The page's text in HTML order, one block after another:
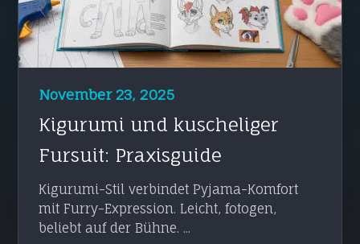
November 23, 2025
Kigurumi und kuscheliger
Fursuit: Praxisguide
Kigurumi-Stil verbindet Pyjama-Komfort
mit Furry-Expression. Leicht, fotogen,
beliebt auf der Bühne. ...